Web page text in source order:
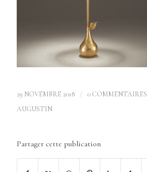
29 NOVEMBRE 2018 / 0 COMMENTAIRES
AUGUSTIN
Partager cette publication